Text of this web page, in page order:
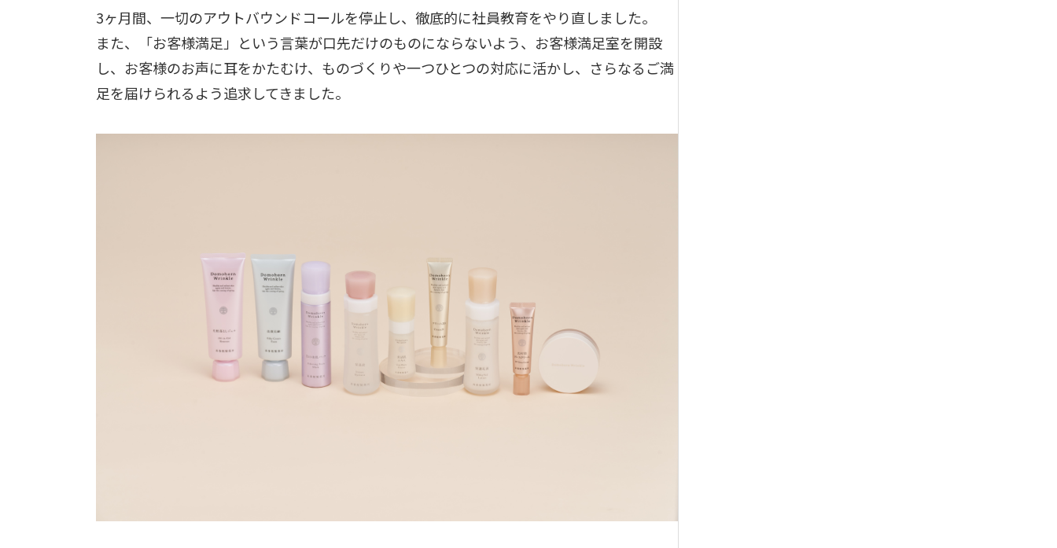
3ヶ月間、一切のアウトバウンドコールを停止し、徹底的に社員教育をやり直しました。
また、「お客様満足」という言葉が口先だけのものにならないよう、お客様満足室を開設
し、お客様のお声に耳をかたむけ、ものづくりや一つひとつの対応に活かし、さらなるご満
足を届けられるよう追求してきました。